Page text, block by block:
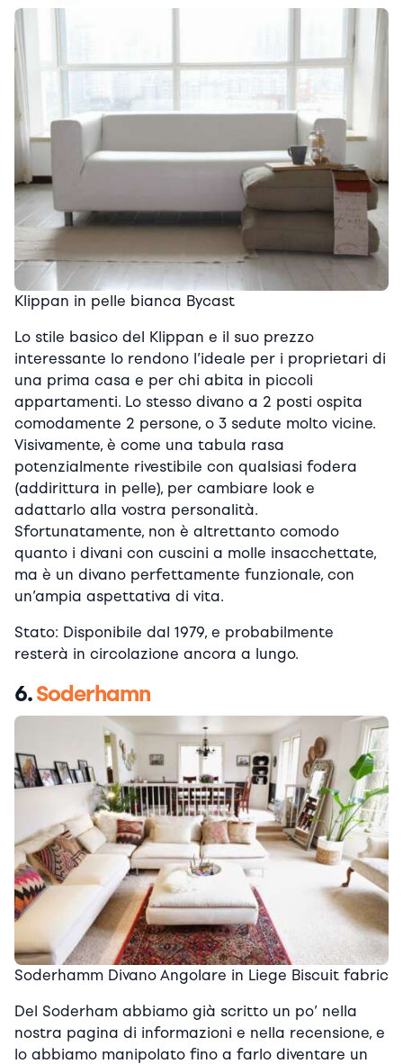
Klippan in pelle bianca Bycast
Lo stile basico del Klippan e il suo prezzo
interessante lo rendono l’ideale per i proprietari di
una prima casa e per chi abita in piccoli
appartamenti. Lo stesso divano a 2 posti ospita
comodamente 2 persone, o 3 sedute molto vicine.
Visivamente, è come una tabula rasa
potenzialmente rivestibile con qualsiasi fodera
(addirittura in pelle), per cambiare look e
adattarlo alla vostra personalità.
Sfortunatamente, non è altrettanto comodo
quanto i divani con cuscini a molle insacchettate,
ma è un divano perfettamente funzionale, con
un’ampia aspettativa di vita.
Stato: Disponibile dal 1979, e probabilmente
resterà in circolazione ancora a lungo.
6.Soderhamn
Soderhamm Divano Angolare in Liege Biscuit fabric
Del Soderham abbiamo già scritto un po’ nella
nostra pagina di informazioni e nella recensione, e
lo abbiamo manipolato fino a farlo diventare un